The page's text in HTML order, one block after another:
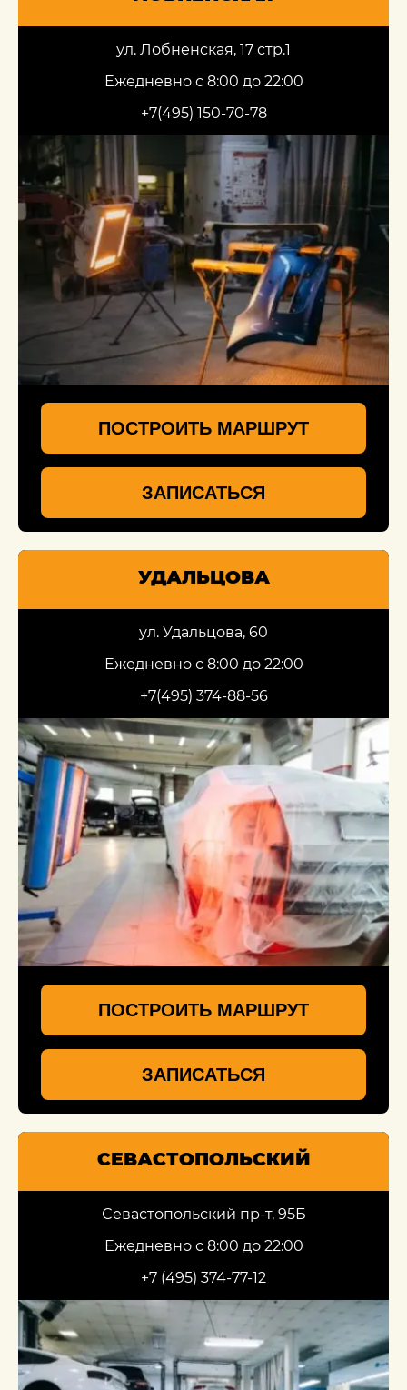
ул. Лобненская, 17 стр.1
Ежедневно с 8:00 до 22:00
+7(495) 150-70-78
ПОСТРОИТЬ МАРШРУТ
ЗАПИСАТЬСЯ
УДАЛЬЦОВА
ул. Удальцова, 60
Ежедневно с 8:00 до 22:00
+7(495) 374-88-56
ПОСТРОИТЬ МАРШРУТ
ЗАПИСАТЬСЯ
СЕВАСТОПОЛЬСКИЙ
Севастопольский пр-т, 95Б
Ежедневно с 8:00 до 22:00
+7 (495) 374-77-12